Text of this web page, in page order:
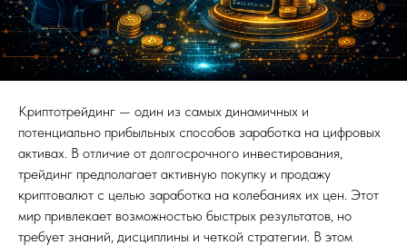
Криптотрейдинг — один из самых динамичных и
потенциально прибыльных способов заработка на цифровых
активах. В отличие от долгосрочного инвестирования,
трейдинг предполагает активную покупку и продажу
криптовалют с целью заработка на колебаниях их цен. Этот
мир привлекает возможностью быстрых результатов, но
требует знаний, дисциплины и четкой стратегии. В этом